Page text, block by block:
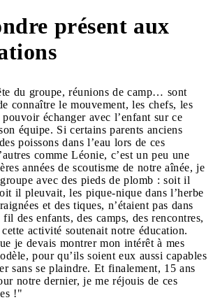
présent aux
du groupe, réunions de camp… sont
connaître le mouvement, les chefs, les
échanger avec l’enfant sur ce
équipe. Si certains parents anciens
poissons dans l’eau lors de ces
comme Léonie, c’est un peu une
années de scoutisme de notre aînée, je
avec des pieds de plomb : soit il
il pleuvait, les pique-nique dans l’herbe
et des tiques, n’étaient pas dans
des enfants, des camps, des rencontres,
activité soutenait notre éducation.
je devais montrer mon intérêt à mes
pour qu’ils soient eux aussi capables
sans se plaindre. Et finalement, 15 ans
notre dernier, je me réjouis de ces
!"